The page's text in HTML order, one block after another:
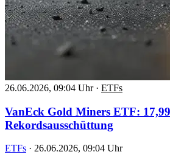
26.06.2026, 09:04 Uhr · ETFs
VanEck Gold Miners ETF:
Rekordsausschüttung
ETFs · 26.06.2026, 09:04 Uhr